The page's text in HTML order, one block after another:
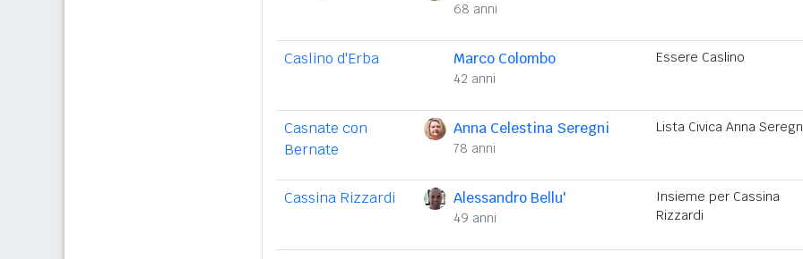
68 anni
Caslino d'Erba Marco Colombo
42 anni
Essere Caslino
Casnate con
Bernate
Anna Celestina Seregni
78 anni
Lista Civica Anna
Cassina Rizzardi Alessandro Bellu'
49 anni
Insieme per Cassina
Rizzardi